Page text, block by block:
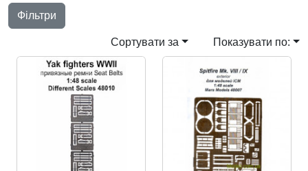
Фільтри
Сортувати за Показувати по: